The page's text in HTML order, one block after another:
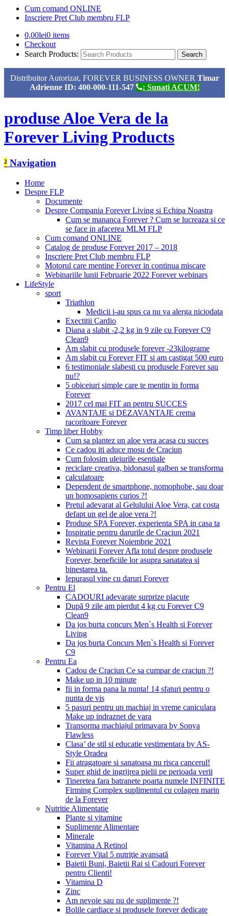
Cum comand ONLINE
Inscriere Pret Club membru FLP
0,00lei0 items
Checkout
Search Products:
Distribuitor Autorizat, FOREVER BUSINESS OWNER Timar
Adrienne ID: 400-000-111-547
: Sunati ACUM!
produse Aloe Vera de la
Forever Living Products
² Navigation
Home
Despre FLP
Documente
Despre Compania Forever Living si Echipa Noastra
Cum se mananca Forever ? Cum se lucreaza si ce
se face in afacerea MLM FLP
Cum comand ONLINE
Catalog de produse Forever 2017 – 2018
Inscriere Pret Club membru FLP
Motorul care mentine Forever in continua miscare
Webinariile lunii Februarie 2022 Forever webinars
LifeStyle
sport
Triathlon
Medicii i-au spus ca nu va alerga niciodata
Exectitii Cardio
Diana a slabit -2,2 kg in 9 zile cu Forever C9
Clean9
Am slabit cu produsele forever -23kilograme
Am slabit cu Forever FIT si am castigat 500 euro
6 testimoniale slabesti cu produsele Forever sau
nu!?
5 obiceiuri simple care te mentin in forma
Forever
2017 cel mai FIT an pentru SUCCES
AVANTAJE si DEZAVANTAJE crema
racoritoare Forever
Timp liber Hobby
Cum sa plantez un aloe vera acasa cu succes
Ce cadou iti aduce mosu de Craciun
Cum folosim uleiurile esentiale
reciclare creativa, bidonasul galben se transforma
calculatoare
Dependent de smartphone, nomophobe, sau doar
un homosapiens curios ?!
Pretul adevarat al Gelulului Aloe Vera, cat costa
defapt un gel de aloe vera ?!
Produse SPA Forever, experienta SPA in casa ta
Inspiratie pentru darurile de Craciun 2021
Revista Forever Noiembrie 2021
Webinarii Forever Afla totul despre produsele
Forever, beneficiile lor asupra sanatatea si
binestarea ta.
Iepurasul vine cu daruri Forever
Pentru El
CADOURI adevarate surprize placute
După 9 zile am pierdut 4 kg cu Forever C9
Clean9
Da jos burta concurs Men`s Health si Forever
Living
Da jos burta Concurs Men`s Health si Forever
C9
Pentru Ea
Cadou de Craciun Ce sa cumpar de craciun ?!
Make up in 10 minute
fii in forma pana la nunta! 14 sfaturi pentru o
nunta de vis
5 pasuri pentru un machiaj in vreme caniculara
Make up indraznet de vara
Transorma machiajul primavara by Sonya
Flawless
Clasa’ de stil si educatie vestimentara by AS-
Style Oradea
Fii atragatoare si sanatoasa nu risca cancerul!
Super ghid de ingrijrea pielii pe perioada verii
Tineretea fara batranete poarta numele INFINITE
Firming Complex suplimentul cu colagen marin
de la Forever
Nutritie Alimentatie
Plante si vitamine
Suplimente Alimentare
Minerale
Vitamina A Retinol
Forever Vital 5 nutriţie avansată
Baietii Buni, Baietii Rai si Cadouri Forever
pentru Clienti!
Vitamina D
Zinc
Am nevoie sau nu de suplimente ?!
Bolile cardiace si produsele forever dedicate